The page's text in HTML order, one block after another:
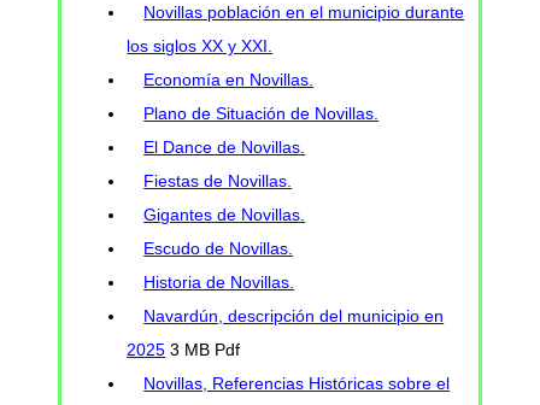
Novillas población en el municipio durante
los siglos XX y XXI.
Economía en Novillas.
Plano de Situación de Novillas.
El Dance de Novillas.
Fiestas de Novillas.
Gigantes de Novillas.
Escudo de Novillas.
Historia de Novillas.
Navardún, descripción del municipio en
2025 3 MB Pdf
Novillas, Referencias Históricas sobre el